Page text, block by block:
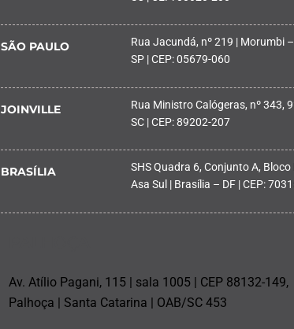
SÃO PAULO
Rua Jacundá, nº 219 | Morumbi
SP | CEP: 05679-060
JOINVILLE
Rua Ministro Calógeras, nº 343,
SC | CEP: 89202-207
BRASÍLIA
SHS Quadra 6, Conjunto A, Bloco
Asa Sul | Brasília – DF | CEP:
Av. Atílio Pagani, 115 | sala 1005 | CEP 88132-149,
Palhoça | Santa Catarina | OAB/SC 453